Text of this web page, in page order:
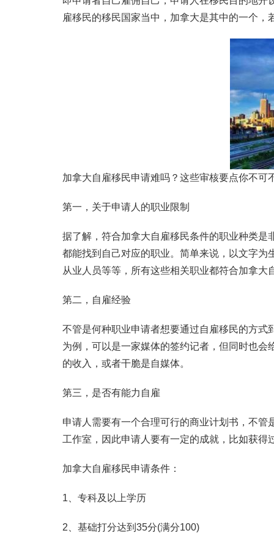
雇移民的移民国家当中，加拿大是其中的一个
加拿大自雇移民申请难吗？这些审核要点你不可
第一，关于申请人的职业限制
据了解，符合加拿大自雇移民条件的职业种类
都能找到自己对应的职业。简单来说，以文字
从业人员等等，所有这些相关职业都符合加拿大
第二，自雇经验
不管是何种职业申请者想要通过自雇移民的方
为例，可以是一家媒体的签约记者，但同时也
的收入，或者干脆是自媒体。
第三，是否有能力自雇
申请人需要有一个合理可行的商业计划书，不
工作室，因此申请人要有一定的成就，比如获
加拿大自雇移民申请条件：
1、专科及以上学历
2、基础打分达到35分(满分100)